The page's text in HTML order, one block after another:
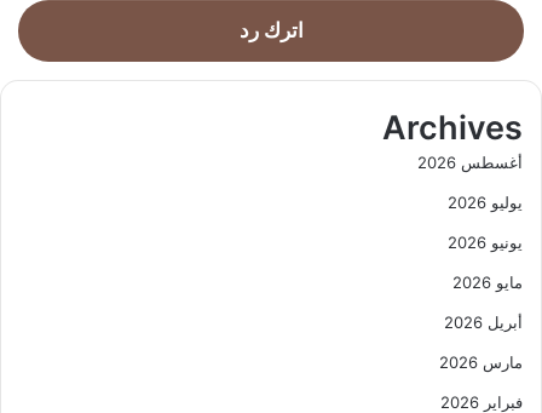
اترك رد
Archives
أغسطس 2026
يوليو 2026
يونيو 2026
مايو 2026
أبريل 2026
مارس 2026
فبراير 2026